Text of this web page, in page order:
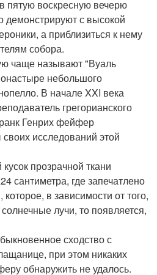
пятую воскресную вечерю
демонстрируют с высокой
а приблизиться к нему
собора.
чаще называют "Вуаль
небольшого
В начале XXI века
грегорианского
Генрих фейфер
исследований этой
прозрачной ткани
сантиметра, где запечатлено
в зависимости от того,
лучи, то появляется,
сходство с
при этом никаких
обнаружить не удалось.